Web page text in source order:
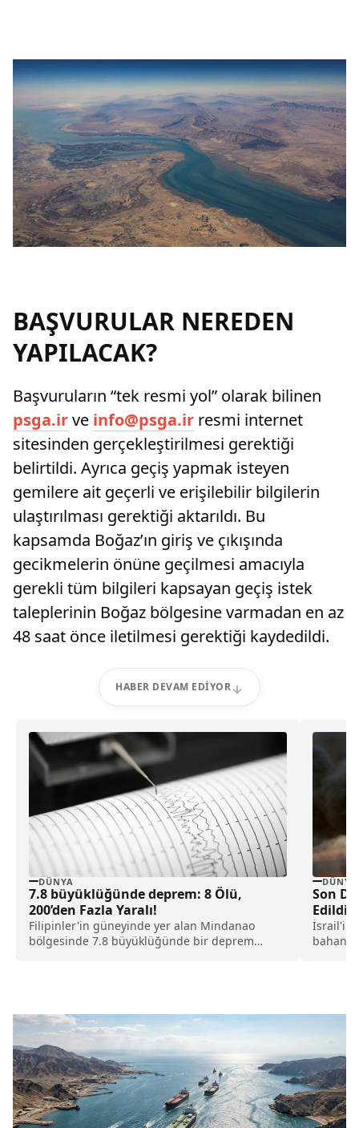
BAŞVURULAR NEREDEN
YAPILACAK?
Başvuruların “tek resmi yol” olarak bilinen
psga.irve info@psga.ir resmi internet
sitesinden gerçekleştirilmesi gerektiği
belirtildi. Ayrıca geçiş yapmak isteyen
gemilere ait geçerli ve erişilebilir bilgilerin
ulaştırılması gerektiği aktarıldı. Bu
kapsamda Boğaz’ın giriş ve çıkışında
gecikmelerin önüne geçilmesi amacıyla
gerekli tüm bilgileri kapsayan geçiş istek
taleplerinin Boğaz bölgesine varmadan en az
48 saat önce iletilmesi gerektiği kaydedildi.
HABER DEVAM EDIYOR
DÜNYA
7.8 büyüklüğünde deprem: 8 Ölü,
200’den Fazla Yaralı!
Filipinler'in güneyinde yer alan Mindanao
bölgesinde 7.8 büyüklüğünde bir deprem
DÜNYA
Son
Edildi!
İsrail'in,